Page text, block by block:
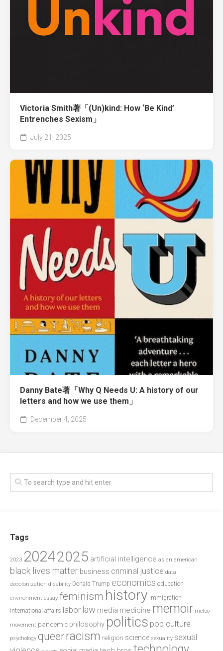
Victoria Smith著「(Un)kind: How ‘Be Kind’
Entrenches Sexism」
July 21, 2025
Danny Bate著「Why Q Needs U: A history of our
letters and how we use them」
December 4, 2025
Tags
2023 20242025 artificial intelligence asian american
black lives matter business criminal justice data
decolonization disability Donald Trump economics education
environment essay feminism history immigration
international affairs labor law media medicine memoir metoo
movement pandemic philosophy politics pop culture
psychology queerracism religion science sexuality sexual